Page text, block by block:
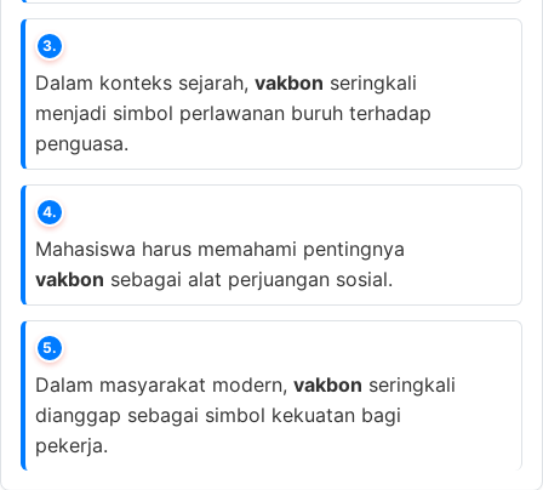
3.
Dalam konteks sejarah, vakbon seringkali
menjadi simbol perlawanan buruh terhadap
penguasa.
4.
Mahasiswa harus memahami pentingnya
vakbon sebagai alat perjuangan sosial.
5.
Dalam masyarakat modern, vakbon seringkali
dianggap sebagai simbol kekuatan bagi
pekerja.